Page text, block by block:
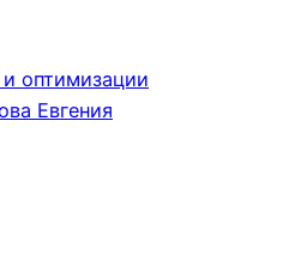
оптимизации
Евгения